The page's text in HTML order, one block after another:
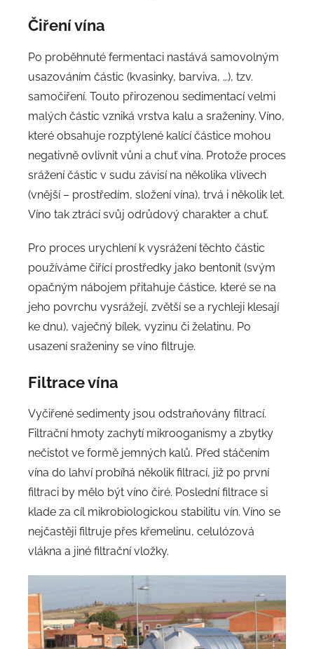
Čiřenívína
Po proběhnuté fermentaci nastává samovolným
usazováním částic (kvasinky, barviva, …), tzv.
samočiření. Touto přirozenou sedimentací velmi
malých částic vzniká vrstva kalu a sraženiny. Víno,
které obsahuje rozptýlené kalící částice mohou
negativně ovlivnit vůni a chuť vína. Protože proces
srážení částic v sudu závisí na několika vlivech
(vnější – prostředím, složení vína), trvá i několik let.
Víno tak ztrácí svůj odrůdový charakter a chuť.
Pro proces urychlení k vysrážení těchto částic
používáme čiřící prostředky jako bentonit (svým
opačným nábojem přitahuje částice, které se na
jeho povrchu vysrážejí, zvětší se a rychleji klesají
ke dnu), vaječný bílek, vyzinu či želatinu. Po
usazení sraženiny se víno filtruje.
Filtracevína
Vyčiřené sedimenty jsou odstraňovány filtrací.
Filtrační hmoty zachytí mikrooganismy a zbytky
nečistot ve formě jemných kalů. Před stáčením
vína do lahví probíhá několik filtrací, již po první
filtraci by mělo být víno čiré. Poslední filtrace si
klade za cíl mikrobiologickou stabilitu vín. Víno se
nejčastěji filtruje přes křemelinu, celulózová
vlákna a jiné filtrační vložky.